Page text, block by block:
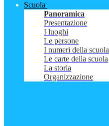
Scuola
Panoramica
Presentazione
I luoghi
Le persone
I numeri della scuola
Le carte della scuola
La storia
Organizzazione